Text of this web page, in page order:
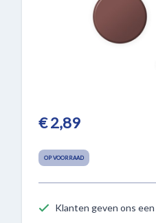
€ 2,89
OP VOORRAAD
Klanten geven ons een